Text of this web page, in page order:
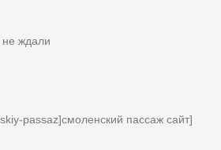
не ждали
passaz]смоленский пассаж сайт]